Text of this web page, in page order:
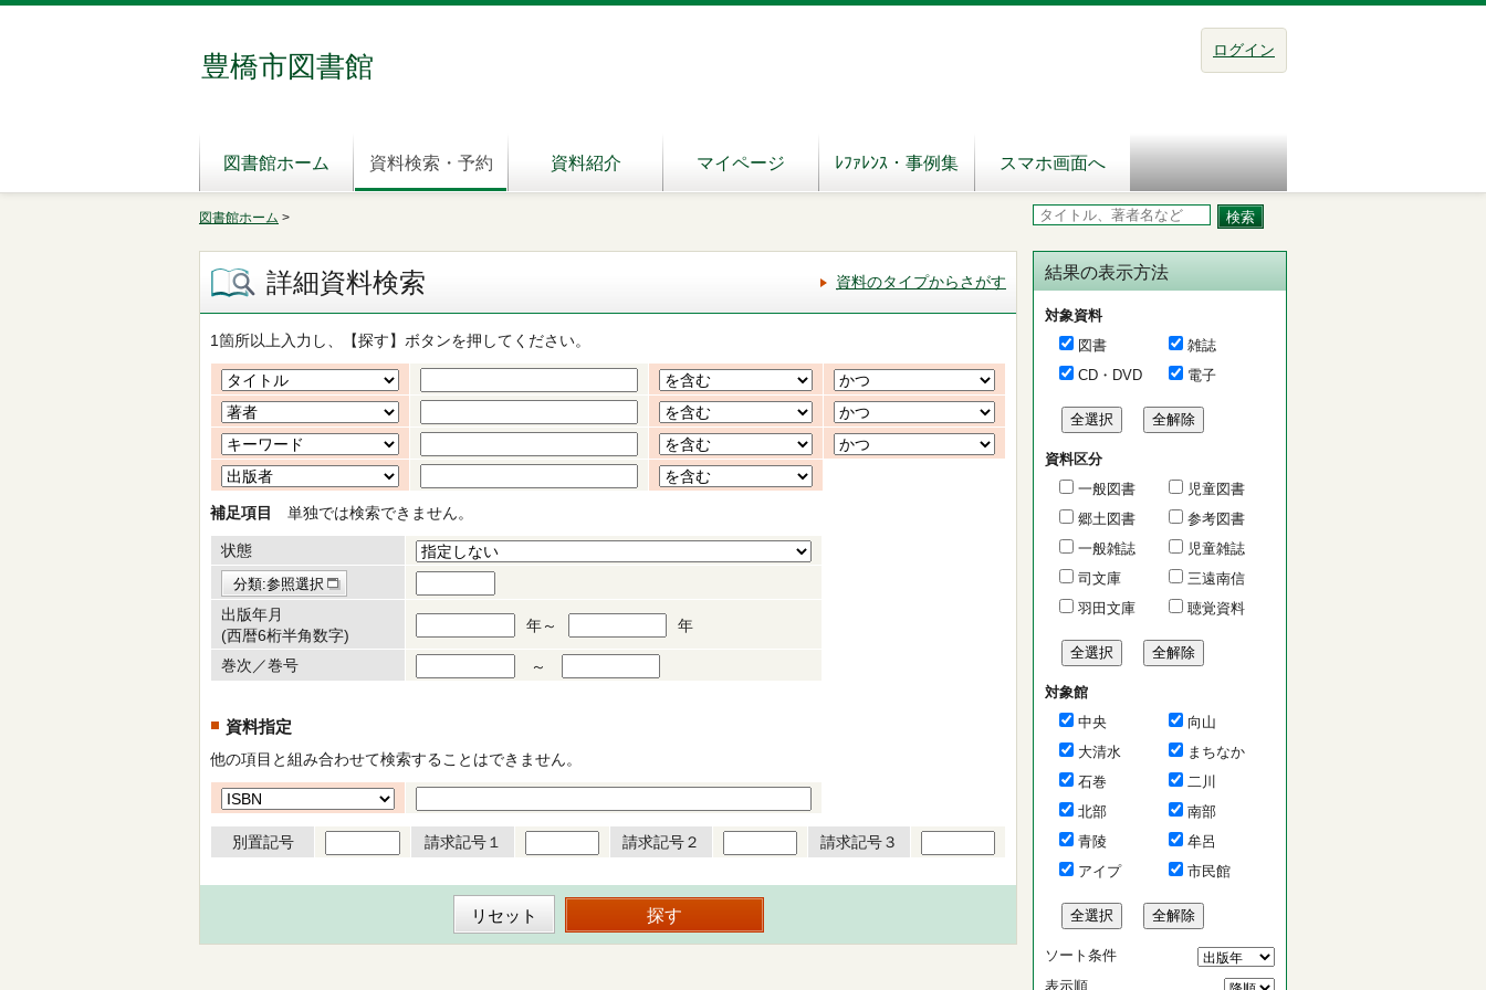
豊橋市図書館
図書館ホーム 資料検索・予約 資料紹介 マイページ ﾚﾌｧﾚﾝｽ・事例集 スマホ画面へ
ログイン
図書館ホーム >
詳細資料検索 資料のタイプからさがす
1箇所以上入力し、【探す】ボタンを押してください。
補足項目 単独では検索できません。
状態
分類:参照選択
出版年月
(西暦6桁半角数字)
年～ 年
巻次／巻号 ～
資料指定
他の項目と組み合わせて検索することはできません。
別置記号 請求記号１ 請求記号２ 請求記号３
結果の表示方法
対象資料
図書
雑誌
CD・DVD
電子
資料区分
一般図書
児童図書
郷土図書
参考図書
一般雑誌
児童雑誌
司文庫
三遠南信
羽田文庫
聴覚資料
対象館
中央
向山
大清水
まちなか
石巻
二川
北部
南部
青陵
牟呂
アイプ
市民館
ソート条件
表示順